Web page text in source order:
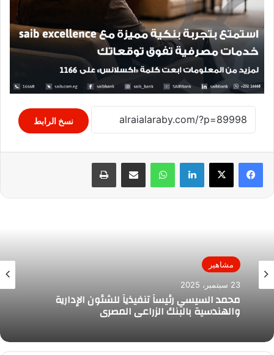
نسخ الرابط
لينكدإن واتساب مشاركة عبر البريد طباعة
مشاهير
23 سبتمبر، 2025
محمد السيسي رئيساً تنفيذياً للشئون الإدارية
والهندسية بالبنك الزراعي المصري